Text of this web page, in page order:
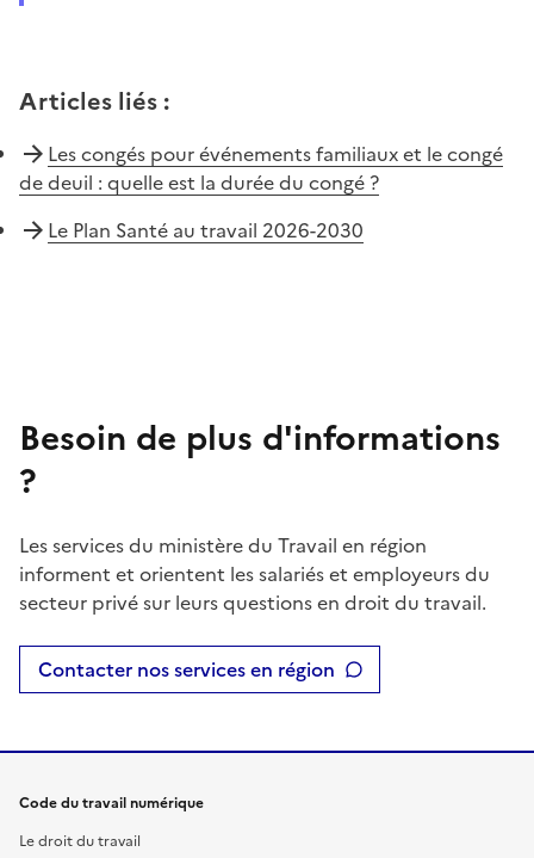
Articles liés :
Les congés pour événements familiaux et le congé
de deuil : quelle est la durée du congé ?
Le Plan Santé au travail 2026-2030
Besoin de plus d'informations
?
Les services du ministère du Travail en région
informent et orientent les salariés et employeurs du
secteur privé sur leurs questions en droit du travail.
Contacter nos services en région
Code du travail numérique
Le droit du travail